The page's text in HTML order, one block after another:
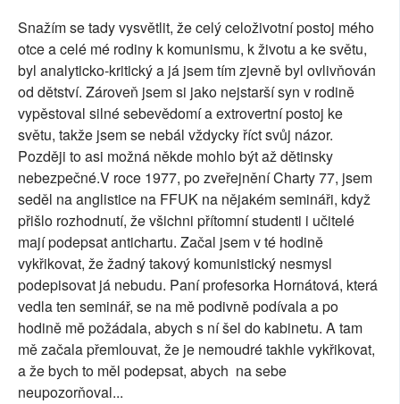
Snažím se tady vysvětlit, že celý celoživotní postoj mého
otce a celé mé rodiny k komunismu, k životu a ke světu,
byl analyticko-kritický a já jsem tím zjevně byl ovlivňován
od dětství. Zároveň jsem si jako nejstarší syn v rodině
vypěstoval silné sebevědomí a extrovertní postoj ke
světu, takže jsem se nebál vždycky říct svůj názor.
Později to asi možná někde mohlo být až dětinsky
nebezpečné.V roce 1977, po zveřejnění Charty 77, jsem
seděl na anglistice na FFUK na nějakém semináři, když
přišlo rozhodnutí, že všichni přítomní studenti i učitelé
mají podepsat antichartu. Začal jsem v té hodině
vykřikovat, že žadný takový komunistický nesmysl
podepisovat já nebudu. Paní profesorka Hornátová, která
vedla ten seminář, se na mě podivně podívala a po
hodině mě požádala, abych s ní šel do kabinetu. A tam
mě začala přemlouvat, že je nemoudré takhle vykřikovat,
a že bych to měl podepsat, abych na sebe
neupozorňoval...